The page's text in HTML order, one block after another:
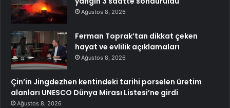
Ağustos 8, 2026
Ferman Toprak’tan dikkat çeken
hayat ve evlilik açıklamaları
Ağustos 8, 2026
Çin’in Jingdezhen kentindeki tarihi porselen üretim
alanları UNESCO Dünya Mirası Listesi’ne girdi
Ağustos 8, 2026